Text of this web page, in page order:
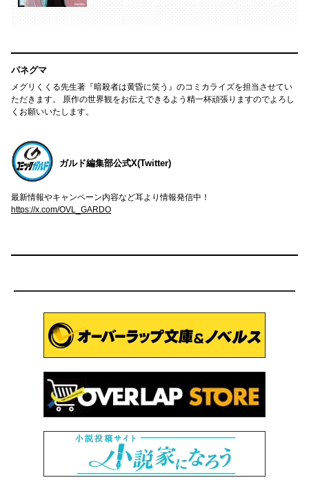
パネグマ
メグリくくる先生著『暗殺者は黄昏に笑う』のコミカライズを担当させてい
ただきます。 原作の世界観をお伝えできるよう精一杯頑張りますのでよろし
くお願いいたします。
ガルド編集部公式X(Twitter)
最新情報やキャンペーン内容など耳より情報発信中！
https://x.com/OVL_GARDO